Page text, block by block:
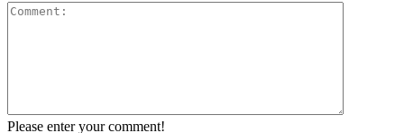
Please enter your comment!